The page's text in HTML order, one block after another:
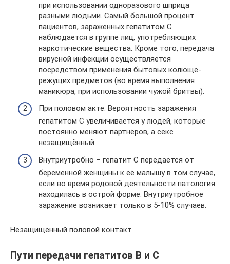
при использовании одноразового шприца
разными людьми. Самый большой процент
пациентов, зараженных гепатитом C
наблюдается в группе лиц, употребляющих
наркотические вещества. Кроме того, передача
вирусной инфекции осуществляется
посредством применения бытовых колюще-
режущих предметов (во время выполнения
маникюра, при использовании чужой бритвы).
При половом акте. Вероятность заражения
гепатитом C увеличивается у людей, которые
постоянно меняют партнёров, а секс
незащищённый.
Внутриутробно – гепатит С передается от
беременной женщины к её малышу в том случае,
если во время родовой деятельности патология
находилась в острой форме. Внутриутробное
заражение возникает только в 5-10% случаев.
Незащищенный половой контакт
Пути передачи гепатитов В и С